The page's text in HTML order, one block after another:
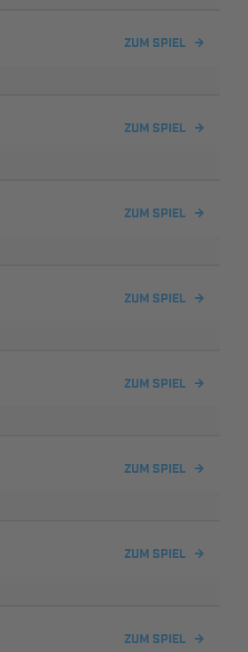
ZUM SPIEL
ZUM SPIEL
ZUM SPIEL
ZUM SPIEL
ZUM SPIEL
ZUM SPIEL
ZUM SPIEL
ZUM SPIEL